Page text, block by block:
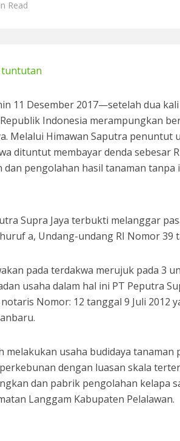
Tahun Reformasi 1998: Menanti Aksi Kepala
Mulia untuk Bupati Siak Terpilih,
Read
tuntutan
11 Desember 2017—setelah dua
Indonesia merampungkan
Melalui Himawan Saputra penuntut
dituntut membayar denda sebesar
dan pengolahan hasil tanaman tanpa
Supra Jaya terbukti melanggar
a, Undang-undang RI Nomor
pada terdakwa merujuk pada 3
usaha dalam hal ini PT Peputra
Nomor: 12 tanggal 9 Juli 2012
melakukan usaha budidaya tanaman
dengan luasan skala
dan pabrik pengolahan kelapa
Langgam Kabupaten Pelalawan.